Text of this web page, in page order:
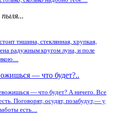
пыля...
тишина, стеклянная, хрупкая,
радужным кругом луна, и поле
— что будет?..
— что будет? А ничего. Все
Поговорят, осудят, позабудут,— у
есть....